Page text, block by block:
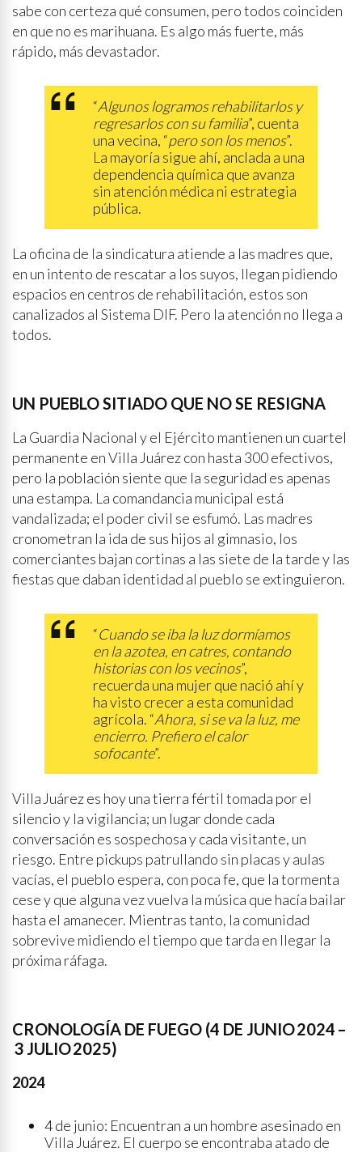
sabe con certeza qué consumen, pero todos coinciden
en que no es marihuana. Es algo más fuerte, más
rápido, más devastador.
“Algunos logramos rehabilitarlos y
regresarlos con su familia”, cuenta
una vecina, “pero son los menos”.
La mayoría sigue ahí, anclada a una
dependencia química que avanza
sin atención médica ni estrategia
pública.
La oficina de la sindicatura atiende a las madres que,
en un intento de rescatar a los suyos, llegan pidiendo
espacios en centros de rehabilitación, estos son
canalizados al Sistema DIF. Pero la atención no llega a
todos.
UN PUEBLO SITIADO QUE NO SE RESIGNA
La Guardia Nacional y el Ejército mantienen un cuartel
permanente en Villa Juárez con hasta 300 efectivos,
pero la población siente que la seguridad es apenas
una estampa. La comandancia municipal está
vandalizada; el poder civil se esfumó. Las madres
cronometran la ida de sus hijos al gimnasio, los
comerciantes bajan cortinas a las siete de la tarde y las
fiestas que daban identidad al pueblo se extinguieron.
“Cuando se iba la luz dormíamos
en la azotea, en catres, contando
historias con los vecinos”,
recuerda una mujer que nació ahí y
ha visto crecer a esta comunidad
agrícola. “Ahora, si se va la luz, me
encierro. Prefiero el calor
sofocante”.
Villa Juárez es hoy una tierra fértil tomada por el
silencio y la vigilancia; un lugar donde cada
conversación es sospechosa y cada visitante, un
riesgo. Entre pickups patrullando sin placas y aulas
vacías, el pueblo espera, con poca fe, que la tormenta
cese y que alguna vez vuelva la música que hacía bailar
hasta el amanecer. Mientras tanto, la comunidad
sobrevive midiendo el tiempo que tarda en llegar la
próxima ráfaga.
CRONOLOGÍA DE FUEGO (4 DE JUNIO 2024 –
3 JULIO 2025)
2024
4 de junio: Encuentran a un hombre asesinado en
Villa Juárez. El cuerpo se encontraba atado de